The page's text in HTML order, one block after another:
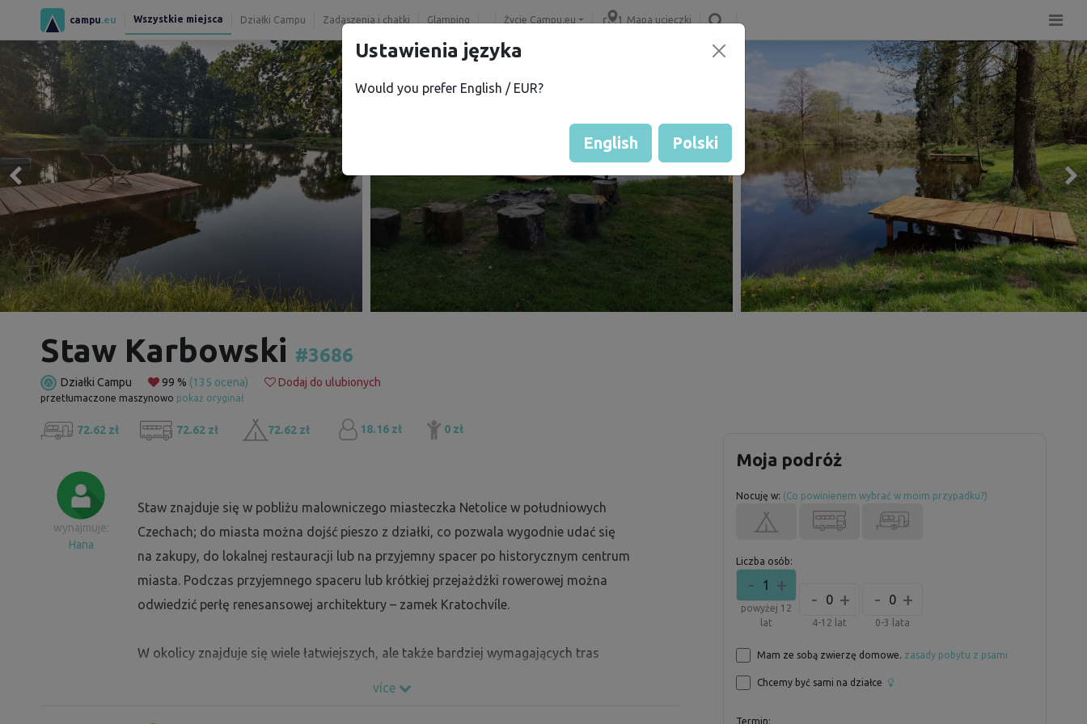
campu .eu Wszystkie miejsca Działki Campu Zadaszenia i chatki Glamping Życie Campu.eu Mapa ucieczki
Staw Karbowski #3686
Działki Campu 99 % (135 ocena) Dodaj do ulubionych
przetłumaczone maszynowo pokaż oryginał
72.62 zł 72.62 zł 72.62 zł 18.16 zł 0 zł
wynajmuje:
Hana
Staw znajduje się w pobliżu malowniczego miasteczka Netolice w południowych
Czechach; do miasta można dojść pieszo z działki, co pozwala wygodnie udać się
na zakupy, do lokalnej restauracji lub na przyjemny spacer po historycznym centrum
miasta. Podczas przyjemnego spaceru lub krótkiej przejażdżki rowerowej można
odwiedzić perłę renesansowej architektury – zamek Kratochvíle.
W okolicy znajduje się wiele łatwiejszych, ale także bardziej wymagających tras
více
Moja podróż
Nocuję w: (Co powinienem wybrać w moim przypadku?)
Liczba osób:
- +
1
powyżej 12
lat
- +
0
4-12 lat
- +
0
0-3 lata
Mam ze sobą zwierzę domowe. zasady pobytu z psami
Chcemy być sami na działce
Termin:
Ustawienia języka
Would you prefer English / EUR?
English Polski